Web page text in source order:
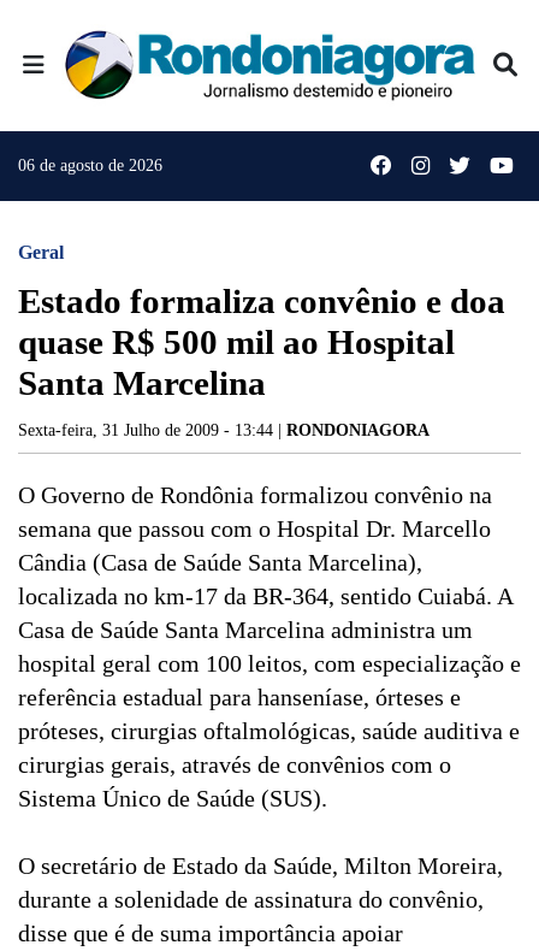
06 de agosto de 2026
Geral
Estado formaliza convênio e doa
quase R$ 500 mil ao Hospital
Santa Marcelina
Sexta-feira, 31 Julho de 2009 - 13:44 | RONDONIAGORA
O Governo de Rondônia formalizou convênio na
semana que passou com o Hospital Dr. Marcello
Cândia (Casa de Saúde Santa Marcelina),
localizada no km-17 da BR-364, sentido Cuiabá. A
Casa de Saúde Santa Marcelina administra um
hospital geral com 100 leitos, com especialização e
referência estadual para hanseníase, órteses e
próteses, cirurgias oftalmológicas, saúde auditiva e
cirurgias gerais, através de convênios com o
Sistema Único de Saúde (SUS).
O secretário de Estado da Saúde, Milton Moreira,
durante a solenidade de assinatura do convênio,
disse que é de suma importância apoiar